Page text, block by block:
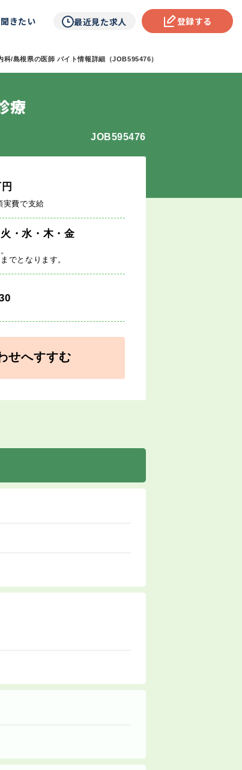
きたい 最近見た求人 登録する
科/島根県の医師 バイト情報詳細（JOB595476）
療
JOB595476
実費で支給
・水・木・金
でとなります。
せへすすむ